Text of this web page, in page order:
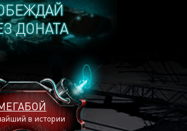
ДОНАТА
в истории